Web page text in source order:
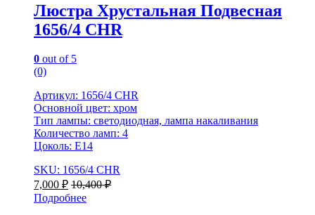
Люстра Хрустальная Подвесная
1656/4 CHR
0 out of 5
(0)
Артикул: 1656/4 CHR
Основной цвет: хром
Тип лампы: светодиодная, лампа накаливания
Количество ламп: 4
Цоколь: E14
SKU: 1656/4 CHR
7,000 ₽ 10,400₽
Подробнее